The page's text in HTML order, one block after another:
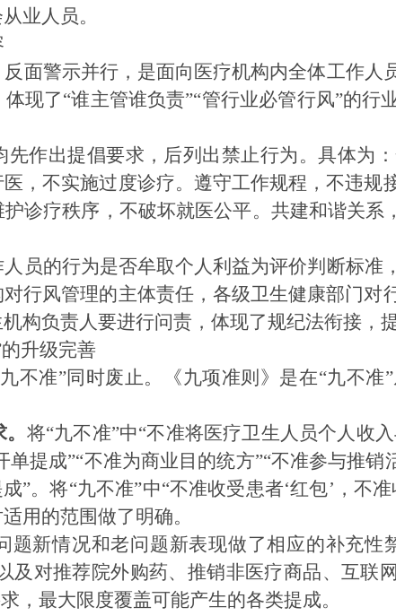
业人员。
反面警示并行，是面向医疗机构内全体工作
现了“谁主管谁负责”“管行业必管行风”的
先作出提倡要求，后列出禁止行为。具体为
，不实施过度诊疗。遵守工作规程，不违规
诊疗秩序，不破坏就医公平。共建和谐关系
人员的行为是否牟取个人利益为评价判断标准
对行风管理的主体责任，各级卫生健康部门
构负责人要进行问责，体现了规纪法衔接，
升级完善
不准”同时废止。 《九项准则》是在“九不准
将“九不准”中“不准将医疗卫生人员个人收
单提成”“不准为商业目的统方”“不准参与推
”。将“九不准”中“不准收受患者‘红包’，不
用的范围做了明确。
题新情况和老问题新表现做了相应的补充性
及对推荐院外购药、推销非医疗商品、互联
，最大限度覆盖可能产生的各类提成。